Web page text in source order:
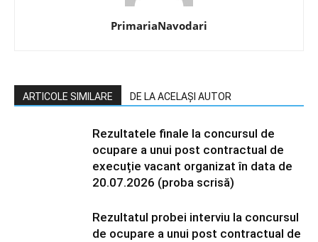
PrimariaNavodari
ARTICOLE SIMILARE DE LA ACELAȘI AUTOR
Rezultatele finale la concursul de
ocupare a unui post contractual de
execuție vacant organizat în data de
20.07.2026 (proba scrisă)
Rezultatul probei interviu la concursul
de ocupare a unui post contractual de